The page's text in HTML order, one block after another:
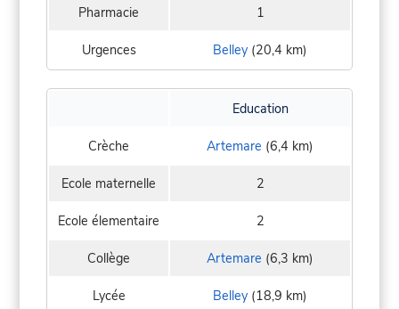
Pharmacie 1
Urgences Belley (20,4 km)
Education
Crèche Artemare (6,4 km)
Ecole maternelle 2
Ecole élementaire 2
Collège Artemare (6,3 km)
Lycée Belley (18,9 km)